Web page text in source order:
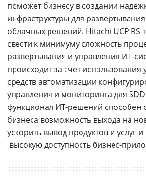
поможет бизнесу в создании
инфраструктуры для
облачных решений. Hitachi UCP RS
свести к минимуму сложность
развертывания и управления ИТ-
происходит за счет использования
средств автоматизации
управления и мониторинга для
функционал ИТ-решений способен
бизнеса возможность выхода на
ускорить вывод продуктов и услуг
высокую доступность бизнес-